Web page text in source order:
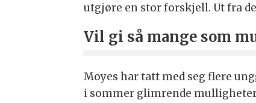
utgjøre en stor forskjell. Ut fra
Vil gi så mange som
Moyes har tatt med seg flere
i sommer glimrende